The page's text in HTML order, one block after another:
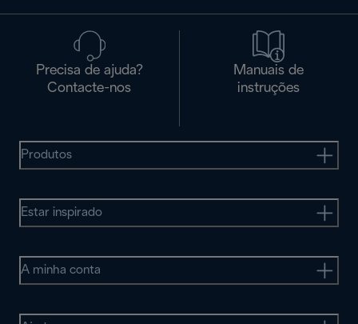
Precisa de ajuda?
Contacte-nos
Manuais de
instruções
Produtos
Estar inspirado
A minha conta